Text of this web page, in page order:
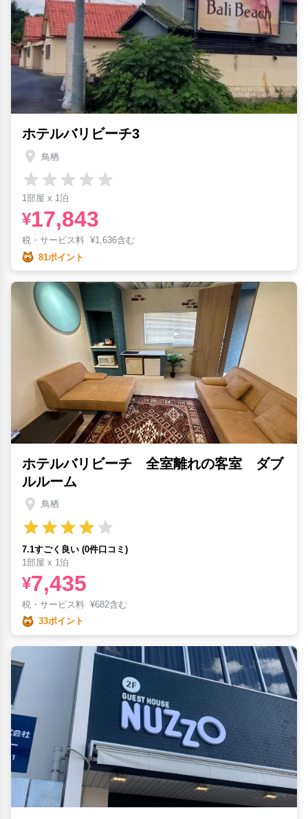
ホテルバリビーチ3
鳥栖
1部屋 x 1泊
¥17,843
税・サービス料 ¥1,636含む
81ポイント
ホテルバリビーチ 全室離れの客室 ダブ
ルルーム
鳥栖
7.1すごく良い (0件口コミ)
1部屋 x 1泊
¥7,435
税・サービス料 ¥682含む
33ポイント